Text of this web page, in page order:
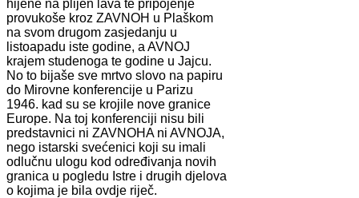
hijene na plijen lava te pripojenje
provukoše kroz ZAVNOH u Plaškom
na svom drugom zasjedanju u
listoapadu iste godine, a AVNOJ
krajem studenoga te godine u Jajcu.
No to bijaše sve mrtvo slovo na papiru
do Mirovne konferencije u Parizu
1946. kad su se krojile nove granice
Europe. Na toj konferenciji nisu bili
predstavnici ni ZAVNOHA ni AVNOJA,
nego istarski svećenici koji su imali
odlučnu ulogu kod određivanja novih
granica u pogledu Istre i drugih djelova
o kojima je bila ovdje riječ.